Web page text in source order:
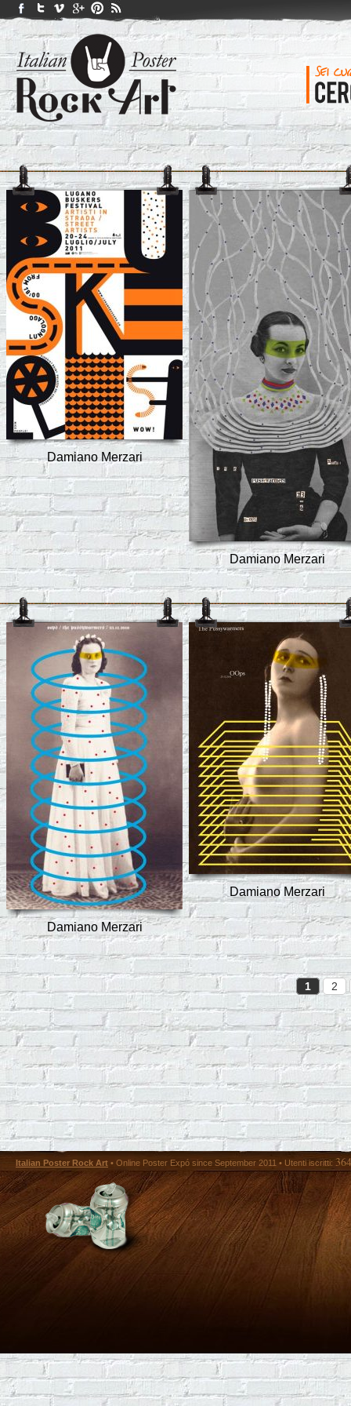
Damiano Merzari
Damiano Merzari
Damiano Merzari
Damiano Merzari
1 2
Italian Poster Rock Art • Online Poster Expó since September 2011 • Utenti iscritti: 364